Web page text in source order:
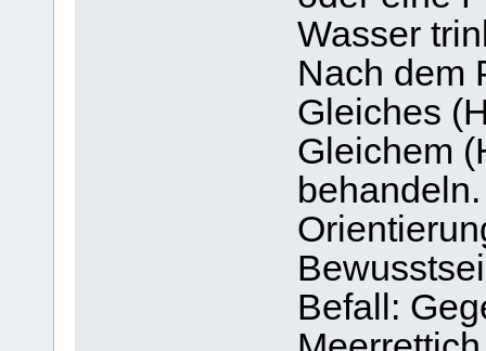
Wasser
Nach dem
Gleiches
Gleichem
behandeln.
Befall: